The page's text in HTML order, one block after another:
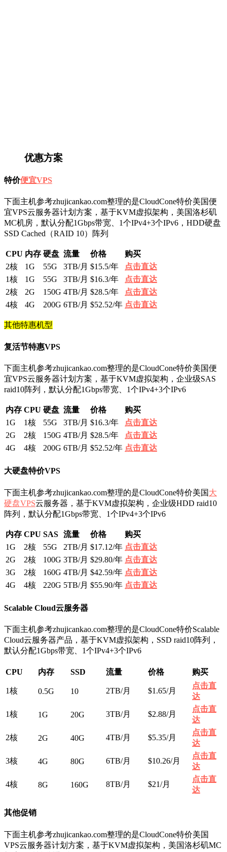
优惠方案
特价便宜VPS
下面主机参考zhujicankao.com整理的是CloudCone特价美国便
宜VPS云服务器计划方案，基于KVM虚拟架构，美国洛杉矶
MC机房，默认分配1Gbps带宽、1个IPv4+3个IPv6，HDD硬盘
SSD Cached（RAID 10）阵列
CPU 内存 硬盘 流量 价格
购买
2核
1G 55G 3TB/月 $15.5/年
点击直达
1核
1G 55G 3TB/月 $16.3/年
点击直达
2核
2G 150G 4TB/月 $28.5/年
点击直达
4核
4G 200G 6TB/月 $52.52/年 点击直达
其他特惠机型
复活节特惠VPS
下面主机参考zhujicankao.com整理的是CloudCone特价美国便
宜VPS云服务器计划方案，基于KVM虚拟架构，企业级SAS
raid10阵列，默认分配1Gbps带宽、1个IPv4+3个IPv6
内存 CPU 硬盘 流量 价格
购买
1G
1核 55G 3TB/月 $16.3/年
点击直达
2G
2核 150G 4TB/月 $28.5/年
点击直达
4G
4核 200G 6TB/月 $52.52/年 点击直达
大硬盘特价VPS
下面主机参考zhujicankao.com整理的是CloudCone特价美国大
硬盘VPS云服务器，基于KVM虚拟架构，企业级HDD raid10
阵列，默认分配1Gbps带宽、1个IPv4+3个IPv6
内存 CPU SAS 流量 价格
购买
1G
2核 55G 2TB/月 $17.12/年 点击直达
2G
2核 100G 3TB/月 $29.80/年 点击直达
3G
2核 160G 4TB/月 $42.59/年 点击直达
4G
4核 220G 5TB/月 $55.90/年 点击直达
Scalable Cloud云服务器
下面主机参考zhujicankao.com整理的是CloudCone特价Scalable
Cloud云服务器产品，基于KVM虚拟架构，SSD raid10阵列，
默认分配1Gbps带宽、1个IPv4+3个IPv6
CPU 内存 SSD 流量 价格 购买
1核 0.5G 10 2TB/月 $1.65/月
点击直
达
1核 1G 20G 3TB/月 $2.88/月
点击直
达
2核 2G 40G 4TB/月 $5.35/月
点击直
达
3核 4G 80G 6TB/月 $10.26/月
点击直
达
4核 8G 160G 8TB/月 $21/月
点击直
达
其他促销
下面主机参考zhujicankao.com整理的是CloudCone特价美国
VPS云服务器计划方案，基于KVM虚拟架构，美国洛杉矶MC